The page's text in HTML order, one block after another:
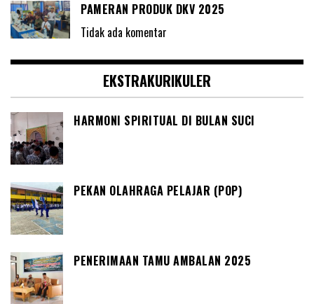
PAMERAN PRODUK DKV 2025
Tidak ada komentar
EKSTRAKURIKULER
HARMONI SPIRITUAL DI BULAN SUCI
PEKAN OLAHRAGA PELAJAR (POP)
PENERIMAAN TAMU AMBALAN 2025